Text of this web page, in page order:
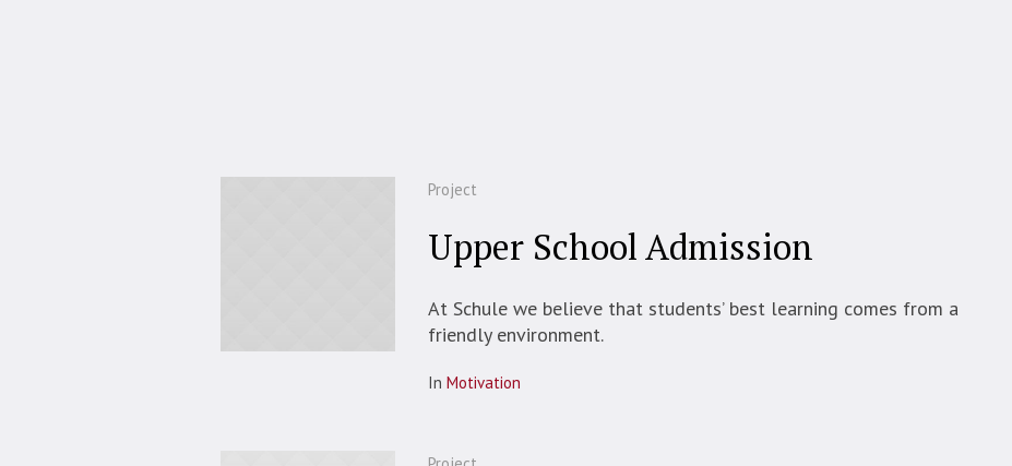
Project
Upper School Admission
At Schule we believe that students’ best learning comes from a
friendly environment.
In Motivation